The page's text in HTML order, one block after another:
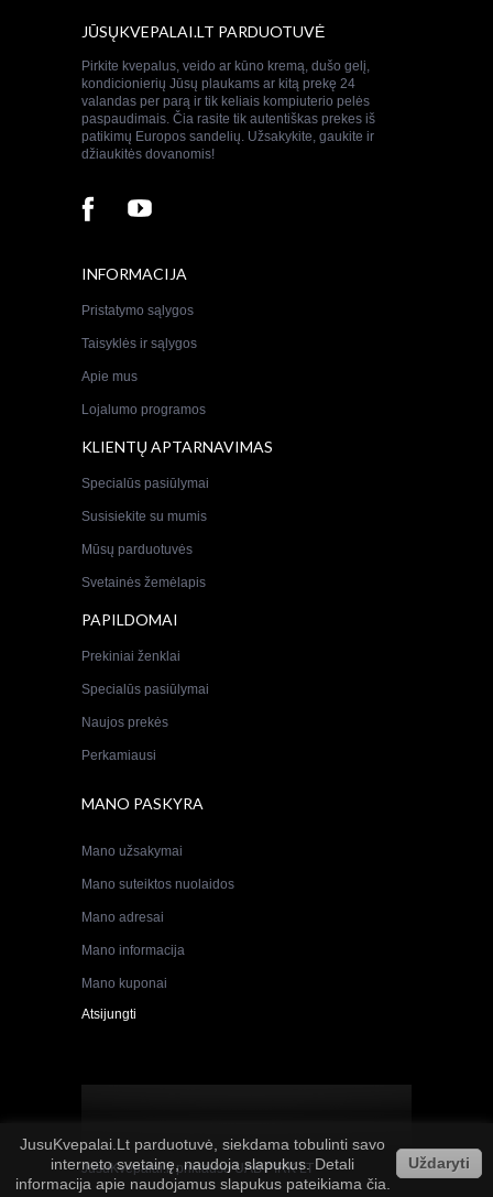
JŪSŲKVEPALAI.LT PARDUOTUVĖ
Pirkite kvepalus, veido ar kūno kremą, dušo gelį,
kondicionierių Jūsų plaukams ar kitą prekę 24
valandas per parą ir tik keliais kompiuterio pelės
paspaudimais. Čia rasite tik autentiškas prekes iš
patikimų Europos sandelių. Užsakykite, gaukite ir
džiaukitės dovanomis!
JusuKvepalai.ltpriklausoUAB PIRK LT
INFORMACIJA
Pristatymo sąlygos
Taisyklės ir sąlygos
Apie mus
Lojalumo programos
KLIENTŲ APTARNAVIMAS
Specialūs pasiūlymai
Susisiekite su mumis
Mūsų parduotuvės
Svetainės žemėlapis
PAPILDOMAI
Prekiniai ženklai
Specialūs pasiūlymai
Naujos prekės
Perkamiausi
MANO PASKYRA
Mano užsakymai
Mano suteiktos nuolaidos
Mano adresai
Mano informacija
Mano kuponai
Atsijungti
JusuKvepalai.Lt parduotuvė, siekdama tobulinti savo
interneto svetainę, naudoja slapukus. Detali
informacija apie naudojamus slapukus pateikiama čia.
Uždaryti